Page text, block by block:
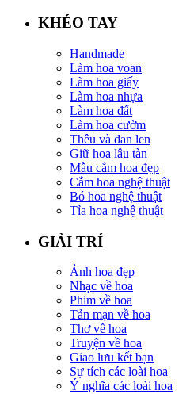
KHÉO TAY
Handmade
Làm hoa voan
Làm hoa giấy
Làm hoa nhựa
Làm hoa đất
Làm hoa cườm
Thêu và đan len
Giữ hoa lâu tàn
Mẫu cắm hoa đẹp
Cắm hoa nghệ thuật
Bó hoa nghệ thuật
Tỉa hoa nghệ thuật
GIẢI TRÍ
Ảnh hoa đẹp
Nhạc về hoa
Phim về hoa
Tản mạn về hoa
Thơ về hoa
Truyện về hoa
Giao lưu kết bạn
Sự tích các loài hoa
Ý nghĩa các loài hoa